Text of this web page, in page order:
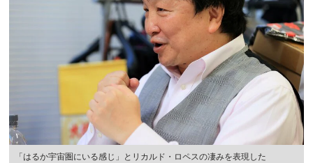
「はるか宇宙圏にいる感じ」とリカルド・ロペスの凄みを表現した